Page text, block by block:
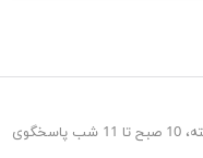
هفت روز هفته، 10 صبح تا 11 شب پاسخگوی